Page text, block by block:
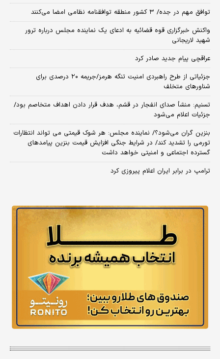
توافق مهم در جده/ ۳ کشور منطقه توافقنامه نظامی امضا می‌کنند
واکنش خبرگزاری قوه قضائیه به ادعای یک نماینده مجلس درباره ترور
شهید لاریجانی
عراقچی پیام جدید صادر کرد
جزئیاتی از طرح راهبردی امنیت تنگه هرمز/جریمه ۲۰ درصدی برای
شناورهای متخلف
تسنیم: منشأ صدای انفجار در قشم، هدف قرار دادن اهداف متخاصم بود/
جزئیات اعلام می‌شود
بنزین گران می‌شود؟/ نماینده مجلس: هر شوک قیمتی می تواند انتظارات
تورمی را تشدید کند/ در شرایط جنگی افزایش قیمت بنزین پیامدهای
گسترده اجتماعی و امنیتی خواهد داشت
ترامپ در برابر ایران اعلام پیروزی کرد